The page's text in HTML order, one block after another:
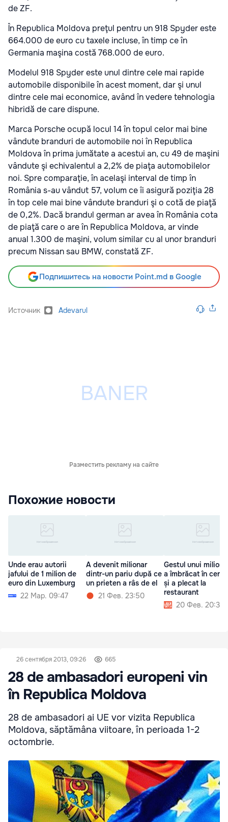
de ZF.
În Republica Moldova preţul pentru un 918 Spyder este
664.000 de euro cu taxele incluse, în timp ce în
Germania maşina costă 768.000 de euro.
Modelul 918 Spyder este unul dintre cele mai rapide
automobile disponibile în acest moment, dar şi unul
dintre cele mai economice, având în vedere tehnologia
hibridă de care dispune.
Marca Porsche ocupă locul 14 în topul celor mai bine
vândute branduri de automobile noi în Republica
Moldova în prima jumătate a acestui an, cu 49 de maşini
vândute şi echivalentul a 2,2% de piaţa automobilelor
noi. Spre comparaţie, în acelaşi interval de timp în
România s-au vândut 57, volum ce îi asigură poziţia 28
în top cele mai bine vândute branduri şi o cotă de piaţă
de 0,2%. Dacă brandul german ar avea în România cota
de piaţă care o are în Republica Moldova, ar vinde
anual 1.300 de maşini, volum similar cu al unor branduri
precum Nissan sau BMW, constată ZF.
Подпишитесь на новости Point.md в Google
Источник Adevarul
Разместить рекламу на сайте
Похожие новости
Unde erau autorii
jafului de 1 milion de
euro din Luxemburg
22 Мар. 09:47
A devenit milionar
dintr-un pariu după ce
un prieten a râs de el
21 Фев. 23:50
Gestul unui
a îmbrăcat în
și a plecat la
restaurant
20 Фев. 20:30
26 сентября 2013, 09:26 665
28 de ambasadori europeni vin
în Republica Moldova
28 de ambasadori ai UE vor vizita Republica
Moldova, săptămâna viitoare, în perioada 1-2
octombrie.